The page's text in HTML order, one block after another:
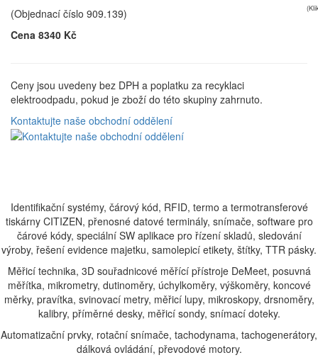
(Objednací číslo 909.139)
Cena 8340 Kč
Ceny jsou uvedeny bez DPH a poplatku za recyklaci
elektroodpadu, pokud je zboží do této skupiny zahrnuto.
Kontaktujte naše obchodní oddělení
Identifikační systémy, čárový kód, RFID, termo a termotransferové
tiskárny CITIZEN, přenosné datové terminály, snímače, software pro
čárové kódy, speciální SW aplikace pro řízení skladů, sledování
výroby, řešení evidence majetku, samolepicí etikety, štítky, TTR pásky.
Měřicí technika, 3D souřadnicové měřící přístroje DeMeet, posuvná
měřítka, mikrometry, dutinoměry, úchylkoměry, výškoměry, koncové
měrky, pravítka, svinovací metry, měřicí lupy, mikroskopy, drsnoměry,
kalibry, příměrné desky, měřicí sondy, snímací doteky.
Automatizační prvky, rotační snímače, tachodynama, tachogenerátory,
dálková ovládání, převodové motory.